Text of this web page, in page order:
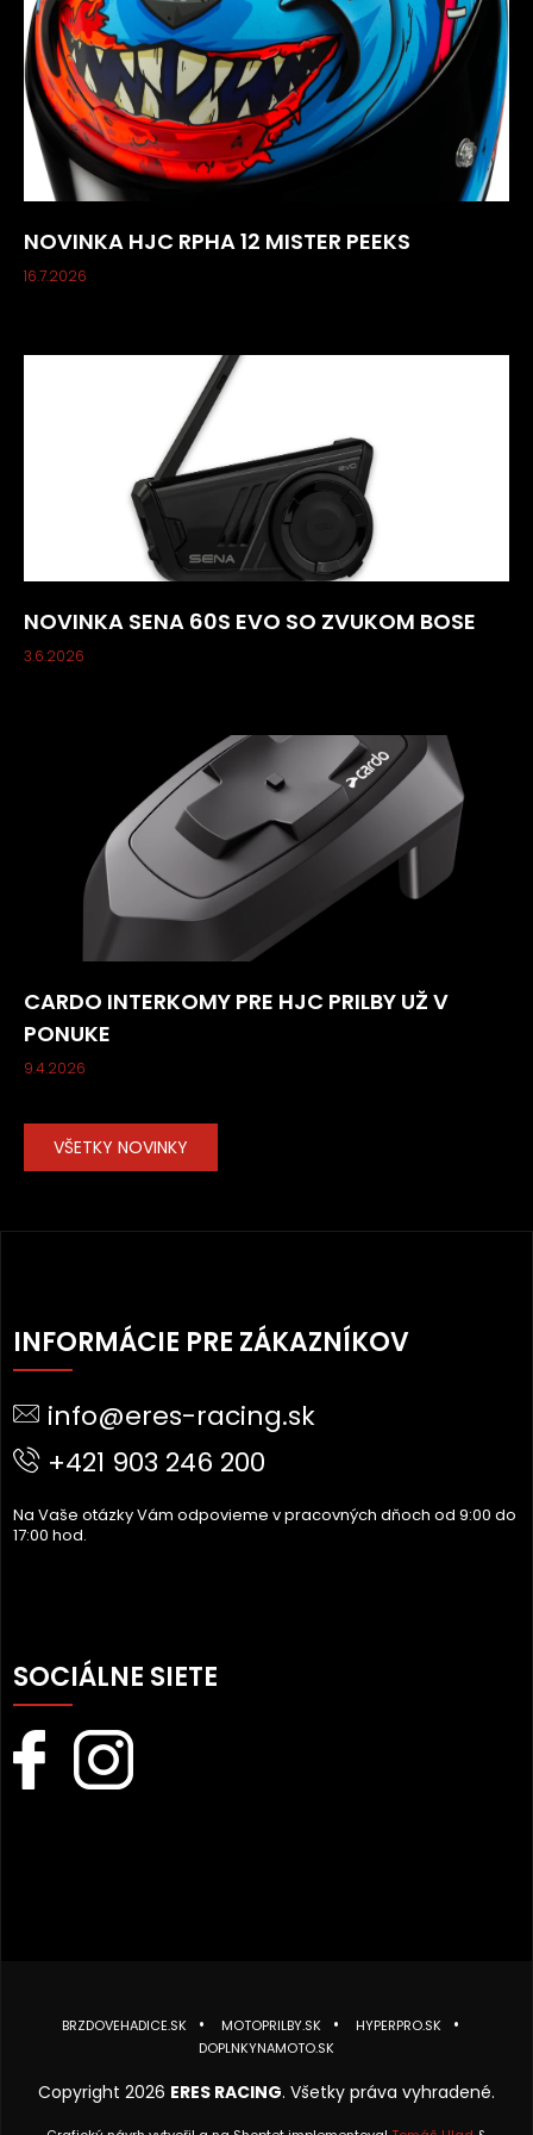
NOVINKA HJC RPHA 12 MISTER PEEKS
16.7.2026
NOVINKA SENA 60S EVO SO ZVUKOM BOSE
3.6.2026
CARDO INTERKOMY PRE HJC PRILBY UŽ V
PONUKE
9.4.2026
VŠETKY NOVINKY
Á
P
T
INFORMÁCIE PRE ZÁKAZNÍKOV
info@eres-racing.sk
+421 903 246 200
Na Vaše otázky Vám odpovieme v pracovných dňoch od 9:00 do
17:00 hod.
SOCIÁLNE SIETE
BRZDOVEHADICE.SK MOTOPRILBY.SK
HYPERPRO.SK
DOPLNKYNAMOTO.SK
Copyright 2026 ERES RACING. Všetky práva vyhradené.